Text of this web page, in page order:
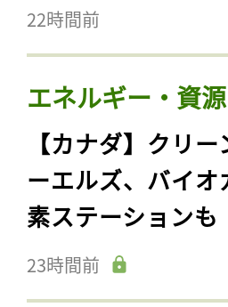
22時間前
エネルギー・資源
【カナダ】クリ
ーエルズ、バイ
素ステーションも
23時間前